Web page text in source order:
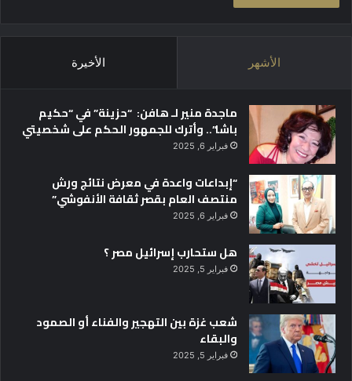
الأشهر الأخيرة
ماجدة منير لـ هافن: “حزينة” في “حكيم
باشا”.. وأترك للجمهور الحكم على شخصيتي
فبراير 6, 2025
“إبداعات واعدة في معرض نتائج ورش
منتصف العام بقصر ثقافة الأنفوشي”
فبراير 6, 2025
هل ستحارب إسرائيل مصر ؟
فبراير 5, 2025
شعب غزة بين التهجير والفناء أو الصمود
والبقاء
فبراير 5, 2025